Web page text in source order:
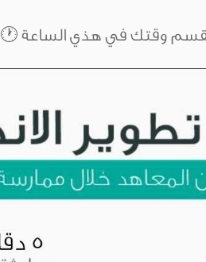
تقسم وقتك في هذي الساعة 🕐